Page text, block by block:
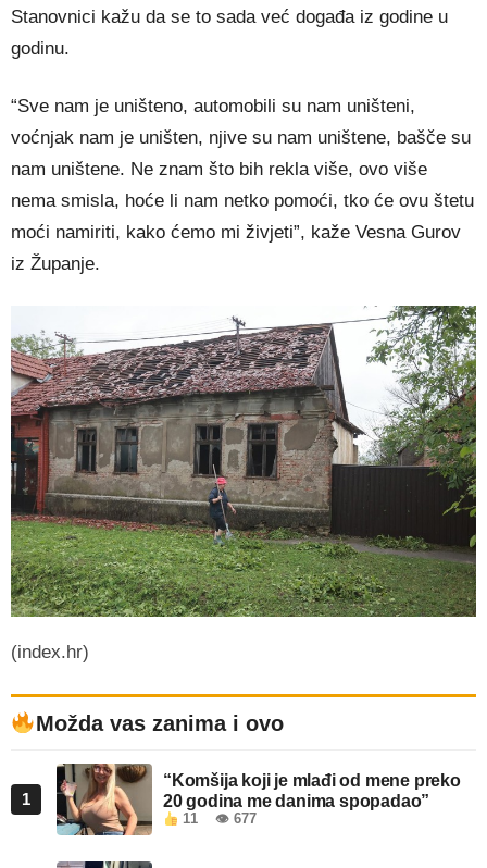
Stanovnici kažu da se to sada već događa iz godine u
godinu.
“Sve nam je uništeno, automobili su nam uništeni,
voćnjak nam je uništen, njive su nam uništene, bašče su
nam uništene. Ne znam što bih rekla više, ovo više
nema smisla, hoće li nam netko pomoći, tko će ovu štetu
moći namiriti, kako ćemo mi živjeti”, kaže Vesna Gurov
iz Županje.
(index.hr)
Možda vas zanima i ovo
1
“Komšija koji je mlađi od mene preko
20 godina me danima spopadao”
11 👁 677